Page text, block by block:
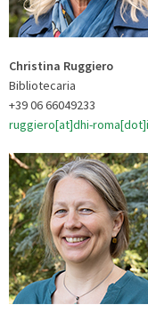
Christina Ruggiero
Bibliotecaria
+39 06 66049233
ruggiero[at]dhi-